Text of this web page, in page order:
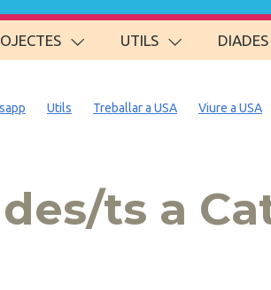
UTILS DIADES
Utils Treballar a USA Viure a USA
ts a